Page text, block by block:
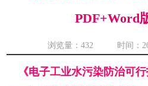
PDF+Word
浏览量： 432 时间：
《电子工业水污染防治可